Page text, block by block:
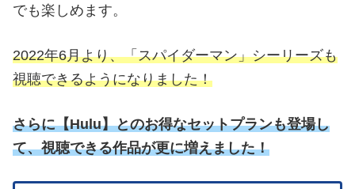
でも楽しめます。
2022年6月より、「スパイダーマン」シーリーズも
視聴できるようになりました！
さらに【Hulu】とのお得なセットプランも登場し
て、視聴できる作品が更に増えました！